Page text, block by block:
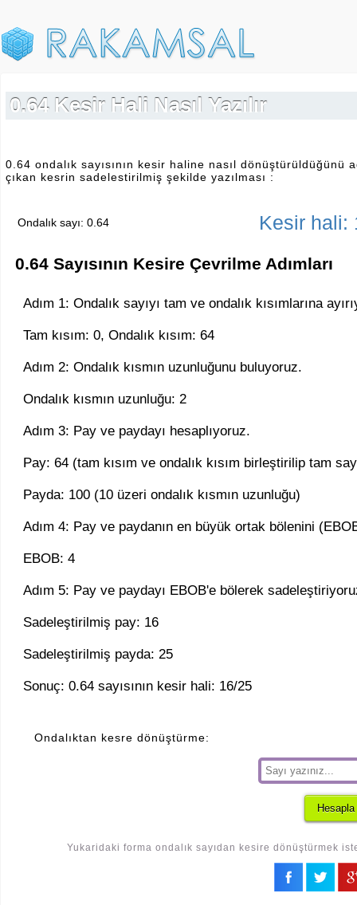
0.64 Kesir Hali Nasıl Yazılır
0.64 ondalık sayısının kesir haline nasıl dönüştürüldüğünü
çıkan kesrin sadelestirilmiş şekilde yazılması :
Ondalık sayı: 0.64 Kesir hali:
0.64 Sayısının Kesire Çevrilme Adımları
Adım 1: Ondalık sayıyı tam ve ondalık kısımlarına
Tam kısım: 0, Ondalık kısım: 64
Adım 2: Ondalık kısmın uzunluğunu buluyoruz.
Ondalık kısmın uzunluğu: 2
Adım 3: Pay ve paydayı hesaplıyoruz.
Pay: 64 (tam kısım ve ondalık kısım birleştirilip tam
Payda: 100 (10 üzeri ondalık kısmın uzunluğu)
Adım 4: Pay ve paydanın en büyük ortak bölenini
EBOB: 4
Adım 5: Pay ve paydayı EBOB'e bölerek
Sadeleştirilmiş pay: 16
Sadeleştirilmiş payda: 25
Sonuç: 0.64 sayısının kesir hali: 16/25
Ondalıktan kesre dönüştürme:
Yukaridaki forma ondalık sayıdan kesire dönüştürmek